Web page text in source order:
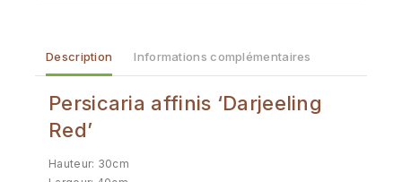
Description Informations complémentaires
Persicaria affinis ‘Darjeeling
Red’
Hauteur: 30cm